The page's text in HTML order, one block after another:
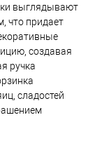
выглядывают
что придает
создавая
ручка
сладостей